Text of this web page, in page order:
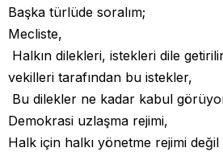
Başka türlüde soralım;
Mecliste,
Halkın dilekleri, istekleri dile
vekilleri tarafından bu istekler,
Bu dilekler ne kadar kabul
Demokrasi uzlaşma rejimi,
Halk için halkı yönetme rejimi değil